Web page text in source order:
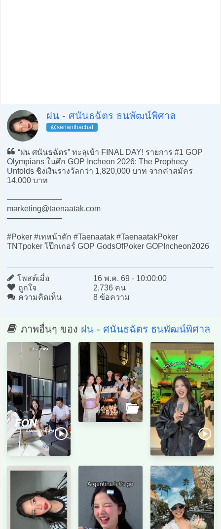
ฝน - ศนันธฉัตร ธนพัฒน์พิศาล
@sananthachat
“ฝน ศนันธฉัตร” ทะลุเข้า FINAL DAY! รายการ #1 GOP
Olympians ในศึก GOP Incheon 2026: The Prophecy
Unfolds ชิงเงินรางวัลกว่า 1,820,000 บาท จากค่าสมัคร
14,000 บาท
———————
marketing@taenaatak.com
———————
#Poker #เทหน้าตัก #Taenaatak #TaenaatakPoker
TNTpoker โป๊กเกอร์ GOP GodsOfPoker GOPIncheon2026
โพสต์เมื่อ
16 พ.ค. 69 - 10:00:00
ถูกใจ
2,736 คน
ความคิดเห็น
8 ข้อความ
ภาพอื่นๆ ของ ฝน - ศนันธฉัตร ธนพัฒน์พิศาล